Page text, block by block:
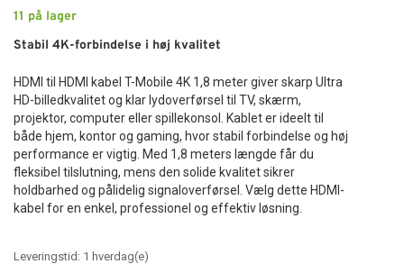
11 på lager
Stabil 4K-forbindelse i høj kvalitet
HDMI til HDMI kabel T-Mobile 4K 1,8 meter giver skarp Ultra
HD-billedkvalitet og klar lydoverførsel til TV, skærm,
projektor, computer eller spillekonsol. Kablet er ideelt til
både hjem, kontor og gaming, hvor stabil forbindelse og høj
performance er vigtig. Med 1,8 meters længde får du
fleksibel tilslutning, mens den solide kvalitet sikrer
holdbarhed og pålidelig signaloverførsel. Vælg dette HDMI-
kabel for en enkel, professionel og effektiv løsning.
Leveringstid: 1 hverdag(e)